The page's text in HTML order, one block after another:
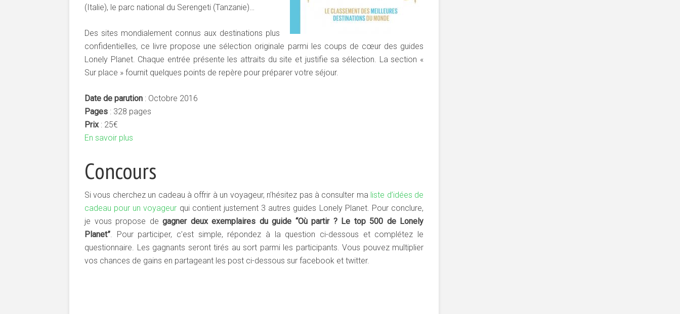
(Italie), le parc national du Serengeti (Tanzanie)…
Des sites mondialement connus aux destinations plus
confidentielles, ce livre propose une sélection originale parmi les coups de cœur des guides
Lonely Planet. Chaque entrée présente les attraits du site et justifie sa sélection. La section «
Sur place » fournit quelques points de repère pour préparer votre séjour.
Date de parution : Octobre 2016
Pages : 328 pages
Prix: 25€
En savoir plus
Concours
Si vous cherchez un cadeau à offrir à un voyageur, n’hésitez pas à consulter ma liste d’idées de
cadeau pour un voyageur qui contient justement 3 autres guides Lonely Planet. Pour conclure,
je vous propose de gagner deux exemplaires du guide “Où partir ? Le top 500 de Lonely
Planet”. Pour participer, c’est simple, répondez à la question ci-dessous et complétez le
questionnaire. Les gagnants seront tirés au sort parmi les participants. Vous pouvez multiplier
vos chances de gains en partageant les post ci-dessous sur facebook et twitter.